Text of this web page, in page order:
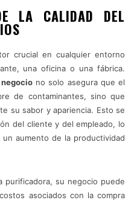
LA CALIDAD DEL
crucial en cualquier entorno
una oficina o una fábrica.
no solo asegura que el
de contaminantes, sino que
su sabor y apariencia. Esto se
del cliente y del empleado, lo
aumento de la productividad
purificadora, su negocio puede
asociados con la compra